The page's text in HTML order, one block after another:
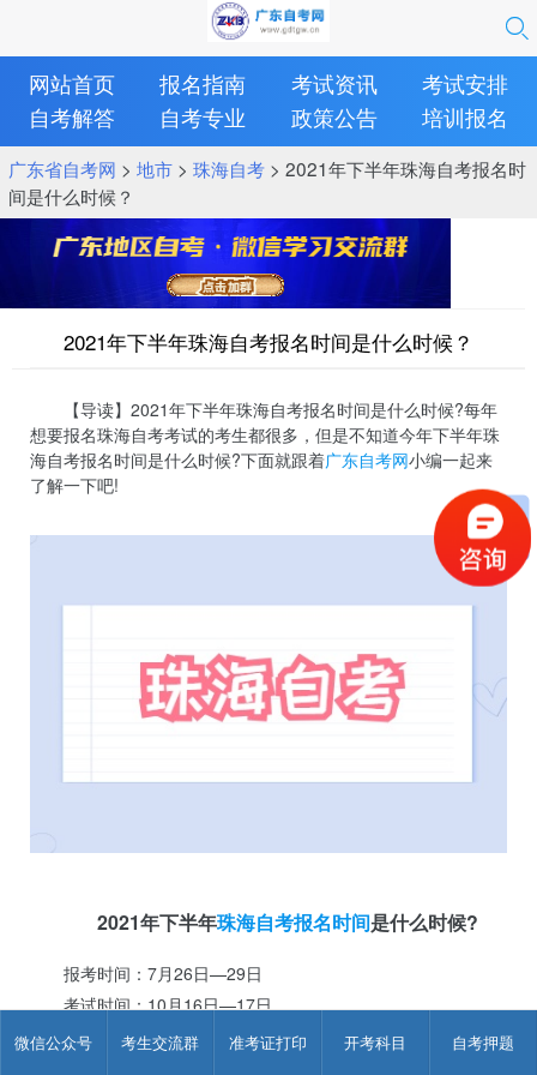
微信公众号 考生交流群 准考证打印 开考科目 自考押题
网站首页 报名指南 考试资讯
考试安排
自考解答
自考专业 政策公告 培训报名
广东省自考网 > 地市> 珠海自考> 2021年下半年珠海自考报名时
间是什么时候？
2021年下半年珠海自考报名时间是什么时候？
【导读】2021年下半年珠海自考报名时间是什么时候?每年
想要报名珠海自考考试的考生都很多，但是不知道今年下半年珠
海自考报名时间是什么时候?下面就跟着广东自考网小编一起来
了解一下吧!
2021年下半年珠海自考报名时间是什么时候?
报考时间：7月26日—29日
考试时间：10月16日—17日
2021年下半年珠海自考报名时间已经结束，如果想要报名珠